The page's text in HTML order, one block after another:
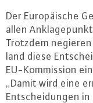
Der Eu­ro­päi­sche
allen
Trotzdem
land diese
EU-Kom­mis­si­on
„Damit wird eine
Ent­schei­dun­gen